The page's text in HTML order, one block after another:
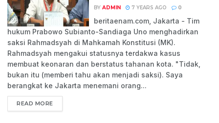
BY ADMIN 7 YEARS AGO 0
beritaenam.com, Jakarta - Tim
hukum Prabowo Subianto-Sandiaga Uno menghadirkan
saksi Rahmadsyah di Mahkamah Konstitusi (MK).
Rahmadsyah mengakui statusnya terdakwa kasus
membuat keonaran dan berstatus tahanan kota. "Tidak,
bukan itu (memberi tahu akan menjadi saksi). Saya
berangkat ke Jakarta menemani orang...
READ MORE